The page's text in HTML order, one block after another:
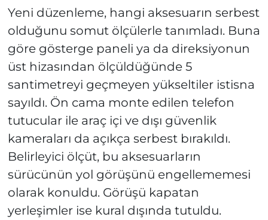
Yeni düzenleme, hangi aksesuarın serbest
olduğunu somut ölçülerle tanımladı. Buna
göre gösterge paneli ya da direksiyonun
üst hizasından ölçüldüğünde 5
santimetreyi geçmeyen yükseltiler istisna
sayıldı. Ön cama monte edilen telefon
tutucular ile araç içi ve dışı güvenlik
kameraları da açıkça serbest bırakıldı.
Belirleyici ölçüt, bu aksesuarların
sürücünün yol görüşünü engellememesi
olarak konuldu. Görüşü kapatan
yerleşimler ise kural dışında tutuldu.